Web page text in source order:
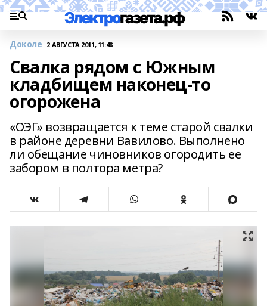
Доколе 2 АВГУСТА 2011, 11:48
Свалка рядом с Южным
кладбищем наконец-то
огорожена
«ОЭГ» возвращается к теме старой свалки
в районе деревни Вавилово. Выполнено
ли обещание чиновников огородить ее
забором в полтора метра?